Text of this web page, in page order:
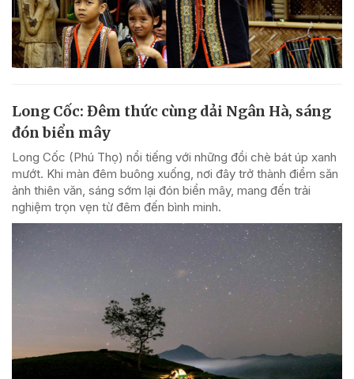
Long Cốc: Đêm thức cùng dải Ngân Hà, sáng
đón biển mây
Long Cốc (Phú Thọ) nổi tiếng với những đồi chè bát úp xanh
mướt. Khi màn đêm buông xuống, nơi đây trở thành điểm săn
ảnh thiên văn, sáng sớm lại đón biển mây, mang đến trải
nghiệm trọn vẹn từ đêm đến bình minh.